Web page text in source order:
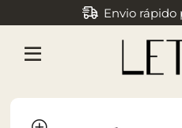
Envio rápido